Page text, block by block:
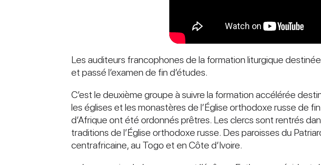
Les auditeurs francophones de la formation liturgique
et passé l’examen de fin d’études.
C’est le deuxième groupe à suivre la formation accélérée
les églises et les monastères de l’Église orthodoxe russe de
d’Afrique ont été ordonnés prêtres. Les clercs sont rentrés
traditions de l’Église orthodoxe russe. Des paroisses du
centrafricaine, au Togo et en Côte d’Ivoire.